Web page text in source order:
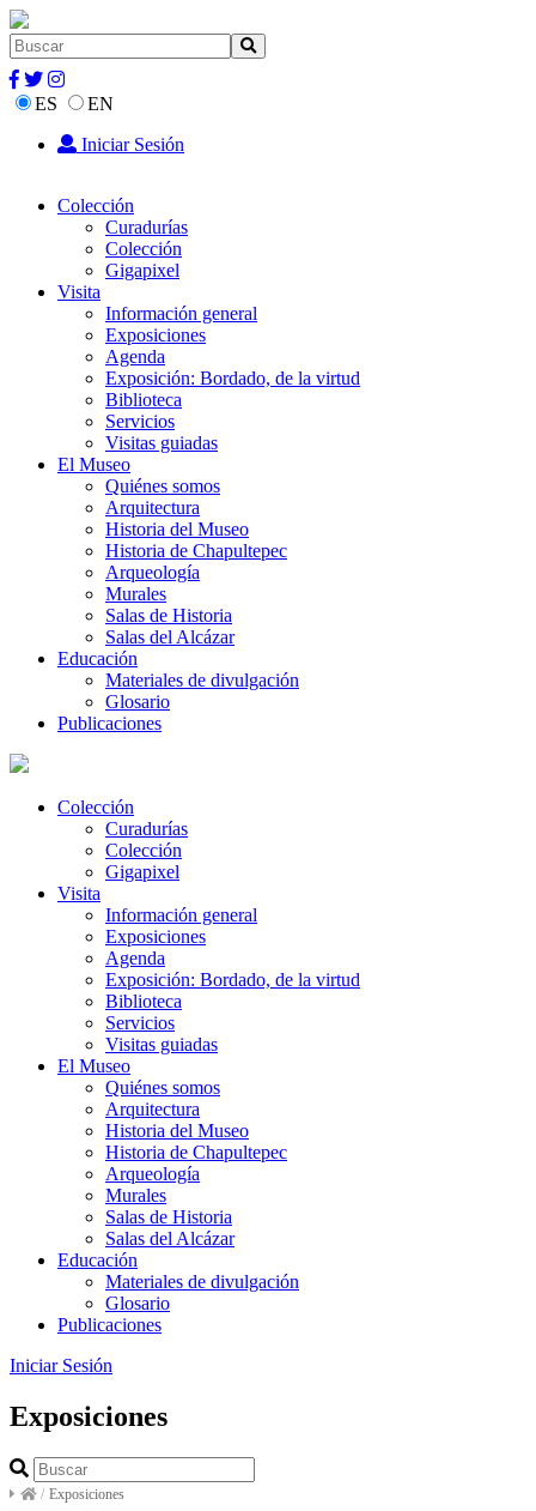
ES
EN
Iniciar Sesión
Colección
Curadurías
Colección
Gigapixel
Visita
Información general
Exposiciones
Agenda
Exposición: Bordado, de la virtud
Biblioteca
Servicios
Visitas guiadas
El Museo
Quiénes somos
Arquitectura
Historia del Museo
Historia de Chapultepec
Arqueología
Murales
Salas de Historia
Salas del Alcázar
Educación
Materiales de divulgación
Glosario
Publicaciones
Colección
Curadurías
Colección
Gigapixel
Visita
Información general
Exposiciones
Agenda
Exposición: Bordado, de la virtud
Biblioteca
Servicios
Visitas guiadas
El Museo
Quiénes somos
Arquitectura
Historia del Museo
Historia de Chapultepec
Arqueología
Murales
Salas de Historia
Salas del Alcázar
Educación
Materiales de divulgación
Glosario
Publicaciones
Iniciar Sesión
Exposiciones
/ Exposiciones